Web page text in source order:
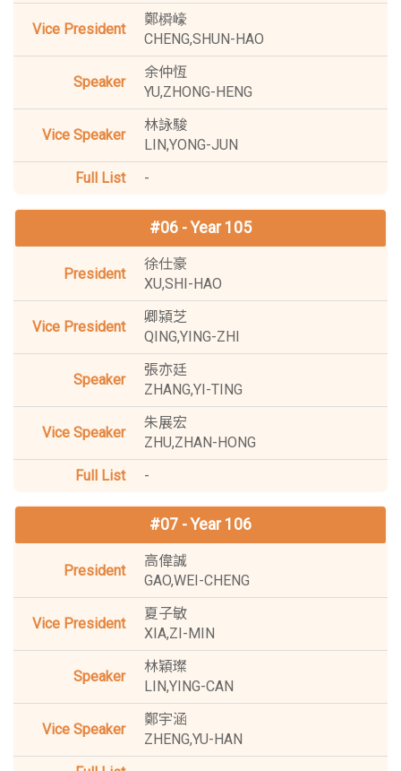
鄭橓㠙
CHENG,SHUN-HAO
余仲恆
YU,ZHONG-HENG
林詠駿
LIN,YONG-JUN
-
#06 - Year 105
徐仕豪
XU,SHI-HAO
卿潁芝
QING,YING-ZHI
張亦廷
ZHANG,YI-TING
朱展宏
ZHU,ZHAN-HONG
-
#07 - Year 106
高偉誠
GAO,WEI-CHENG
夏子敏
XIA,ZI-MIN
林穎璨
LIN,YING-CAN
鄭宇涵
ZHENG,YU-HAN